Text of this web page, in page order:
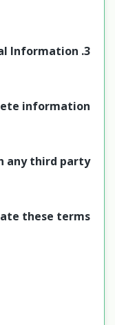
3. Account & Personal Information
information.
any third party.
these terms.